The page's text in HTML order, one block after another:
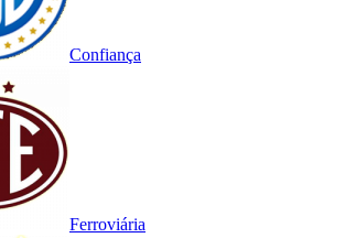
Confiança
Ferroviária